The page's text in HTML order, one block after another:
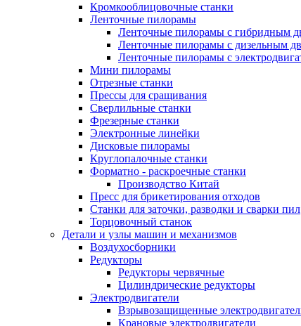
Кромкооблицовочные станки
Ленточные пилорамы
Ленточные пилорамы с гибридным
Ленточные пилорамы с дизельным
Ленточные пилорамы с
Мини пилорамы
Отрезные станки
Прессы для сращивания
Сверлильные станки
Фрезерные станки
Электронные линейки
Дисковые пилорамы
Круглопалочные станки
Форматно - раскроечные станки
Производство Китай
Пресс для брикетирования отходов
Станки для заточки, разводки и сварки пил
Торцовочный станок
Детали и узлы машин и механизмов
Воздухосборники
Редукторы
Редукторы червячные
Цилиндрические редукторы
Электродвигатели
Взрывозащищенные
Крановые электродвигатели